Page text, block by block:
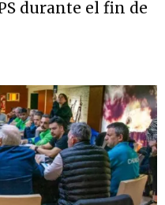
durante el fin de